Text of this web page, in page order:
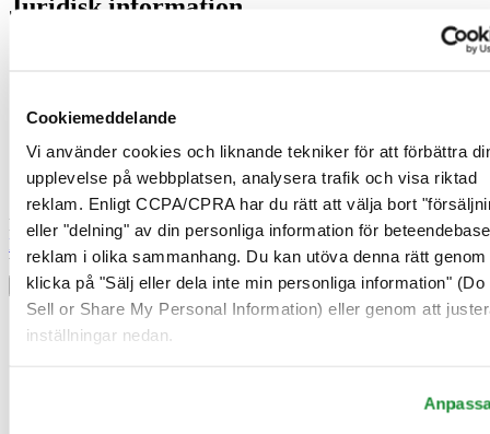
Cookiemeddelande
Vi använder cookies och liknande tekniker för att förbättra
upplevelse på webbplatsen, analysera trafik och visa riktad
reklam. Enligt CCPA/CPRA har du rätt att välja bort
eller "delning" av din personliga information för
reklam i olika sammanhang. Du kan utöva denna rätt genom
klicka på "Sälj eller dela inte min personliga information" (Do
Sell or Share My Personal Information) eller genom att
inställningar nedan.
Juridisk information
Försäljningsvillkor
Gå med i Certina Klubben
Registrera dig för att få exklusiv information
Bli medlem
Välj land/region
Språkväljare
Belgien
Dutch